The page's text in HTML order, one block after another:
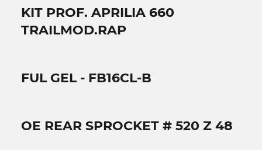
KIT PROF. APRILIA 660
TRAILMOD.RAP
FUL GEL - FB16CL-B
OE REAR SPROCKET # 520 Z 48